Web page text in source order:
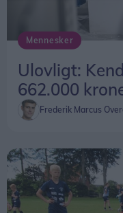
Mennesker
Ulovligt:
662.000
Frederik Marcus